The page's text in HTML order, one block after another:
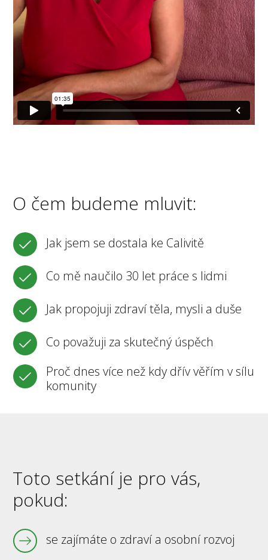
O čem budeme mluvit:
Jak jsem se dostala ke Calivitě
Co mě naučilo 30 let práce s lidmi
Jak propojuji zdraví těla, mysli a duše
Co považuji za skutečný úspěch
Proč dnes více než kdy dřív věřím v sílu
komunity
Toto setkání je pro vás,
pokud:
se zajímáte o zdraví a osobní rozvoj